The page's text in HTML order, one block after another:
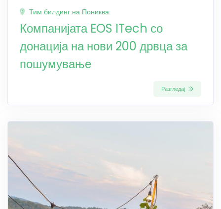
Тим билдинг на Пониква
Компанијата EOS ITech со
донација на нови 200 дрвца за
пошумување
Разгледај